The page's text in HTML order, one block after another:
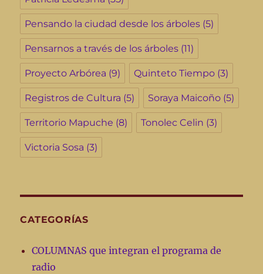
Pensando la ciudad desde los árboles (5)
Pensarnos a través de los árboles (11)
Proyecto Arbórea (9) Quinteto Tiempo (3)
Registros de Cultura (5) Soraya Maicoño (5)
Territorio Mapuche (8) Tonolec Celin (3)
Victoria Sosa (3)
CATEGORÍAS
COLUMNAS que integran el programa de
radio